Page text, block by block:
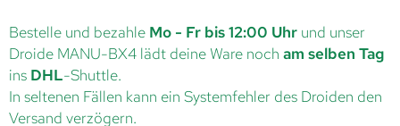
Bestelle und bezahle Mo - Fr bis 12:00 Uhr und unser
Droide MANU-BX4 lädt deine Ware noch am selben Tag
ins DHL-Shuttle.
In seltenen Fällen kann ein Systemfehler des Droiden den
Versand verzögern.